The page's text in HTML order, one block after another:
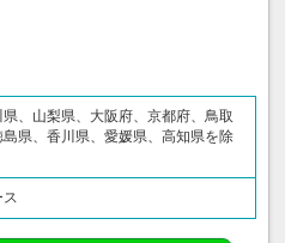
、山梨県、大阪府、京都府、鳥取
県、香川県、愛媛県、高知県を除
ス